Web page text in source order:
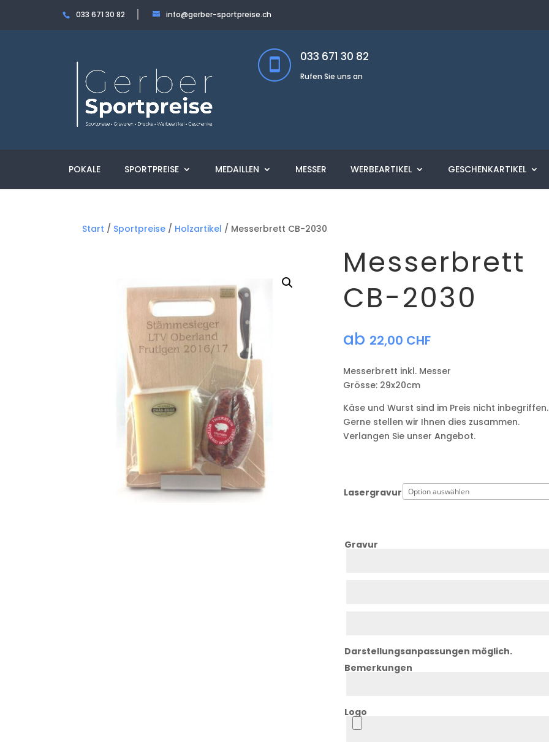
033 671 30 82 info@gerber-sportpreise.ch
033 671 30 82
Rufen Sie uns an
POKALE SPORTPREISE MEDAILLEN MESSER WERBEARTIKEL GESCHENKARTIKEL
Start / Sportpreise / Holzartikel / Messerbrett CB-2030
Messerbrett
CB-2030
ab 22,00 CHF
Messerbrett inkl. Messer
Grösse: 29x20cm
Käse und Wurst sind im Preis nicht inbegriffen.
Gerne stellen wir Ihnen dies zusammen.
Verlangen Sie unser Angebot.
Lasergravur
Gravur
Darstellungsanpassungen möglich.
Bemerkungen
Bemerkung
Logo
Logo